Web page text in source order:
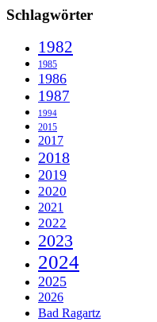
Schlagwörter
1982
1985
1986
1987
1994
2015
2017
2018
2019
2020
2021
2022
2023
2024
2025
2026
Bad Ragartz